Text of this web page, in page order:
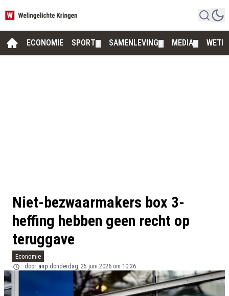
ECONOMIE SPORT SAMENLEVING MEDIA
Niet-bezwaarmakers box 3-
heffing hebben geen recht op
teruggave
Economie
door anp donderdag, 25 juni 2026 om 10:36